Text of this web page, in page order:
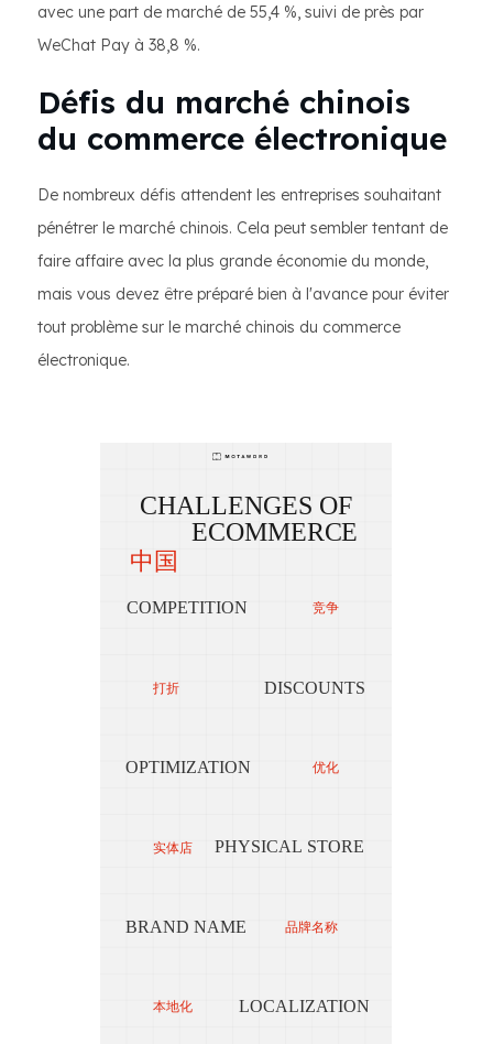
avec une part de marché de 55,4 %, suivi de près par
WeChat Pay à 38,8 %.
Défis du marché chinois
du commerce électronique
De nombreux défis attendent les entreprises souhaitant
pénétrer le marché chinois. Cela peut sembler tentant de
faire affaire avec la plus grande économie du monde,
mais vous devez être préparé bien à l'avance pour éviter
tout problème sur le marché chinois du commerce
électronique.
COMPETITION
DISCOUNTS
OPTIMIZATION
PHYSICAL STORE
BRAND NAME
LOCALIZATION
CHALLENGES OF
ECOMMERCE
中国
竞争
打折
优化
实体店
品牌名称
本地化